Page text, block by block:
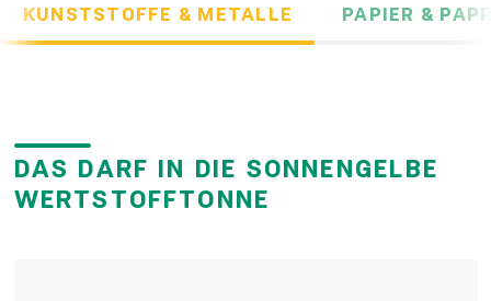
KUNSTSTOFFE & METALLE PAPIER &
DAS DARF IN DIE SONNENGELBE
WERTSTOFFTONNE